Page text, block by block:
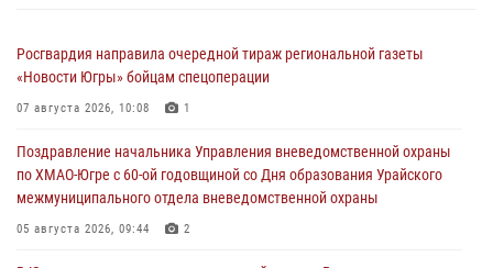
Росгвардия направила очередной тираж региональной газеты
«Новости Югры» бойцам спецоперации
07 августа 2026, 10:08 1
Поздравление начальника Управления вневедомственной охраны
по ХМАО-Югре с 60-ой годовщиной со Дня образования Урайского
межмуниципального отдела вневедомственной охраны
05 августа 2026, 09:44 2